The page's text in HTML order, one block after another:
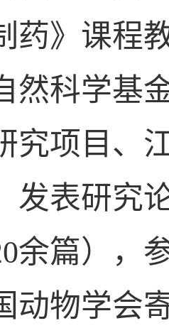
药》课程
然科学基
究项目、
发表研究
余篇）
，
动物学会